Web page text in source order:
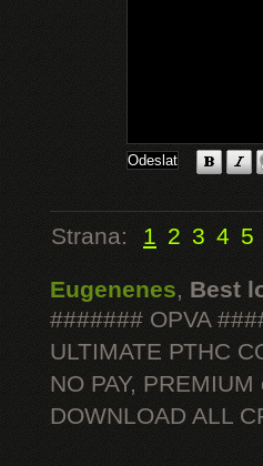
Strana: 1 2 3 4 5
Eugenenes, Best
####### OPVA
ULTIMATE РТНС
NO PAY, PREMIUM
DOWNLOAD ALL